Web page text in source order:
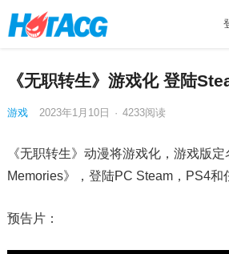
《无职转生》游戏化 登陆
游戏 2023年1月10日 · 4233阅读
《无职转生》动漫将游戏化，游戏版
Memories》，登陆PC Steam，PS4和
预告片：